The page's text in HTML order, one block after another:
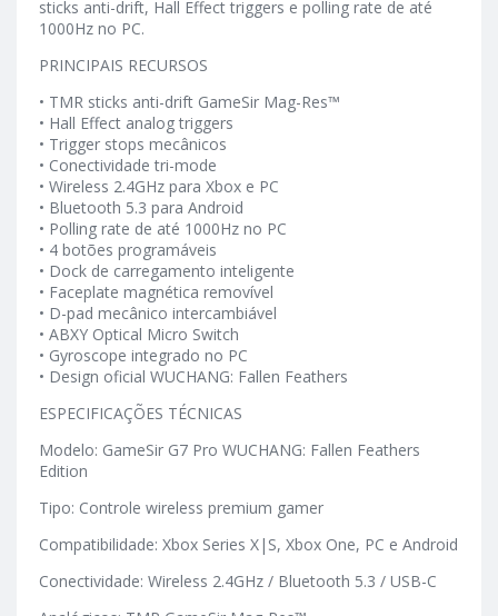
sticks anti-drift, Hall Effect triggers e polling rate de até
1000Hz no PC.
PRINCIPAIS RECURSOS
• TMR sticks anti-drift GameSir Mag-Res™
• Hall Effect analog triggers
• Trigger stops mecânicos
• Conectividade tri-mode
• Wireless 2.4GHz para Xbox e PC
• Bluetooth 5.3 para Android
• Polling rate de até 1000Hz no PC
• 4 botões programáveis
• Dock de carregamento inteligente
• Faceplate magnética removível
• D-pad mecânico intercambiável
• ABXY Optical Micro Switch
• Gyroscope integrado no PC
• Design oficial WUCHANG: Fallen Feathers
ESPECIFICAÇÕES TÉCNICAS
Modelo: GameSir G7 Pro WUCHANG: Fallen Feathers
Edition
Tipo: Controle wireless premium gamer
Compatibilidade: Xbox Series X|S, Xbox One, PC e Android
Conectividade: Wireless 2.4GHz / Bluetooth 5.3 / USB-C